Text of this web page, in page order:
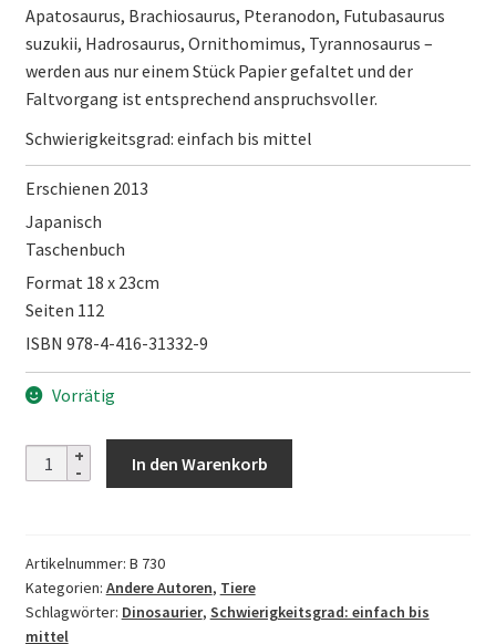
Apatosaurus, Brachiosaurus, Pteranodon, Futubasaurus
suzukii, Hadrosaurus, Ornithomimus, Tyrannosaurus –
werden aus nur einem Stück Papier gefaltet und der
Faltvorgang ist entsprechend anspruchsvoller.
Schwierigkeitsgrad: einfach bis mittel
Erschienen 2013
Japanisch
Taschenbuch
Format 18 x 23cm
Seiten 112
ISBN 978-4-416-31332-9
Vorrätig
Origami
Dinosaurs
In den Warenkorb
Artikelnummer: B 730
Kategorien: Andere Autoren, Tiere
Schlagwörter: Dinosaurier, Schwierigkeitsgrad: einfach bis
mittel